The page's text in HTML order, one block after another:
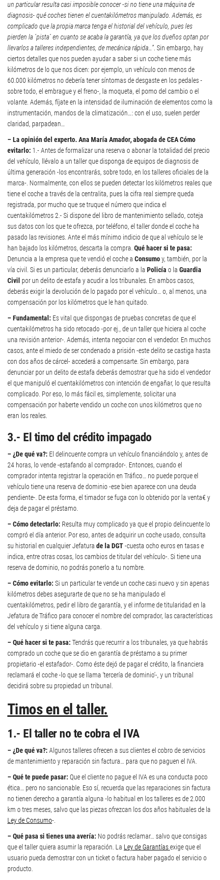
un particular resulta casi imposible conocer -si no tiene una máquina de
diagnosis- qué coches tienen el cuentakilómetros manipulado. Además, es
complicado que la propia marca tenga el historial del vehículo, pues les
pierden la ´pista´ en cuanto se acaba la garantía, ya que los dueños optan por
llevarlos a talleres independientes, de mecánica rápida…”. Sin embargo, hay
ciertos detalles que nos pueden ayudar a saber si un coche tiene más
kilómetros de lo que nos dicen: por ejemplo, un vehículo con menos de
60.000 kilómetros no debería tener síntomas de desgaste en los pedales -
sobre todo, el embrague y el freno-, la moqueta, el pomo del cambio o el
volante. Además, fíjate en la intensidad de iluminación de elementos como la
instrumentación, mandos de la climatización…: con el uso, suelen perder
claridad, parpadean…
– La opinión del experto. Ana María Amador, abogada de CEACómo
evitarlo: 1.- Antes de formalizar una reserva o abonar la totalidad del precio
del vehículo, llévalo a un taller que disponga de equipos de diagnosis de
última generación -los encontrarás, sobre todo, en los talleres oficiales de la
marca-. Normalmente, con ellos se pueden detectar los kilómetros reales que
tiene el coche a través de la centralita, pues la cifra real siempre queda
registrada, por mucho que se truque el número que indica el
cuentakilómetros 2.- Si dispone del libro de mantenimiento sellado, coteja
sus datos con los que te ofrezca, por teléfono, el taller donde el coche ha
pasado las revisiones. Ante el más mínimo indicio de que al vehículo se le
han bajado los kilómetros, descarta la compra. Qué hacer si te pasa:
Denuncia a la empresa que te vendió el coche a Consumoy, también, por la
vía civil. Si es un particular, deberás denunciarlo a la Policía o la Guardia
Civil por un delito de estafa y acudir a los tribunales. En ambos casos,
deberás exigir la devolución de lo pagado por el vehículo… o, al menos, una
compensación por los kilómetros que le han quitado.
– Fundamental: Es vital que dispongas de pruebas concretas de que el
cuentakilómetros ha sido retocado -por ej., de un taller que hiciera al coche
una revisión anterior-. Además, intenta negociar con el vendedor. En muchos
casos, ante el miedo de ser condenado a prisión -este delito se castiga hasta
con dos años de cárcel- accederá a compensarte. Sin embargo, para
denunciar por un delito de estafa deberás demostrar que ha sido el vendedor
el que manipuló el cuentakilómetros con intención de engañar, lo que resulta
complicado. Por eso, lo más fácil es, simplemente, solicitar una
compensación por haberte vendido un coche con unos kilómetros que no
eran los reales.
3.- El timo del crédito impagado
– ¿De qué va?: El delincuente compra un vehículo financiándolo y, antes de
24 horas, lo vende -estafando al comprador-. Entonces, cuando el
comprador intenta registrar la operación en Tráfico… no puede porque el
vehículo tiene una reserva de dominio -ese bien aparece con una deuda
pendiente-. De esta forma, el timador se fuga con lo obtenido por la venta€ y
deja de pagar el préstamo.
– Cómo detectarlo: Resulta muy complicado ya que el propio delincuente lo
compró el día anterior. Por eso, antes de adquirir un coche usado, consulta
su historial en cualquier Jefatura de la DGT-cuesta ocho euros en tasas e
indica, entre otras cosas, los cambios de titular del vehículo-. Si tiene una
reserva de dominio, no podrás ponerlo a tu nombre.
– Cómo evitarlo: Si un particular te vende un coche casi nuevo y sin apenas
kilómetros debes asegurarte de que no se ha manipulado el
cuentakilómetros, pedir el libro de garantía, y el informe de titularidad en la
Jefatura de Tráfico para conocer el nombre del comprador, las características
del vehículo y si tiene alguna carga.
– Qué hacer si te pasa: Tendrás que recurrir a los tribunales, ya que habrás
comprado un coche que se dio en garantía de préstamo a su primer
propietario -el estafador-. Como éste dejó de pagar el crédito, la financiera
reclamará el coche -lo que se llama ‘tercería de dominio’-, y un tribunal
decidirá sobre su propiedad un tribunal.
Timos en el taller.
1.- El taller no te cobra el IVA
– ¿De qué va?: Algunos talleres ofrecen a sus clientes el cobro de servicios
de mantenimiento y reparación sin factura… para que no paguen el IVA.
– Qué te puede pasar: Que el cliente no pague el IVA es una conducta poco
ética… pero no sancionable. Eso sí, recuerda que las reparaciones sin factura
no tienen derecho a garantía alguna -lo habitual en los talleres es de 2.000
km o tres meses, salvo que las piezas ofrezcan los dos años habituales de la
Ley de Consumo-.
– Qué pasa si tienes una avería: No podrás reclamar… salvo que consigas
que el taller quiera asumir la reparación. La Ley de Garantíasexige que el
usuario pueda demostrar con un ticket o factura haber pagado el servicio o
producto.